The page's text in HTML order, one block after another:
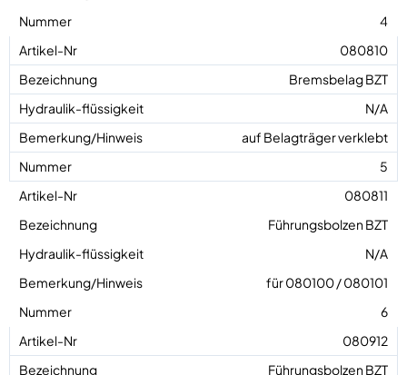
4
080810
Bremsbelag BZT
N/A
auf Belagträger verklebt
5
080811
Führungsbolzen BZT
N/A
für 080100 / 080101
6
080912
Führungsbolzen BZT